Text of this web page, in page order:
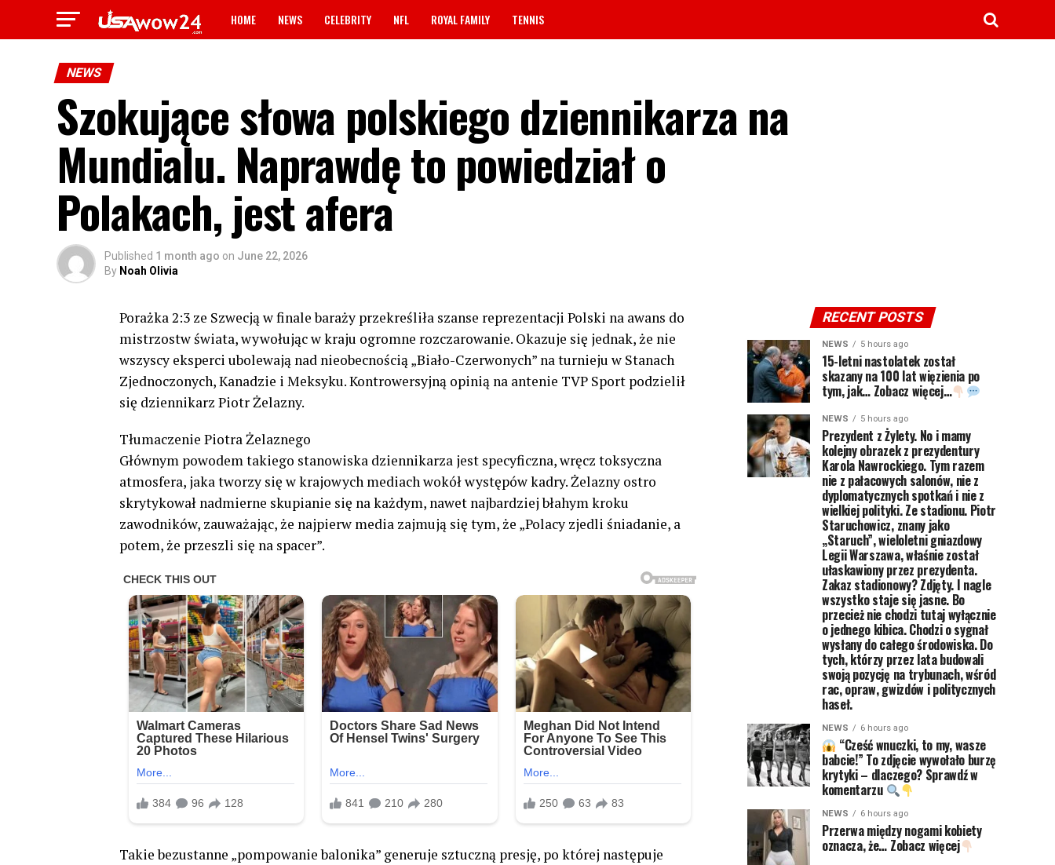
HOME NEWS CELEBRITY NFL ROYAL FAMILY TENNIS
NEWS
Szokujące słowa polskiego dziennikarza na
Mundialu. Naprawdę to powiedział o
Polakach, jest afera
Published 1 month ago on June 22, 2026
By Noah Olivia
Porażka 2:3 ze Szwecją w finale baraży przekreśliła szanse reprezentacji Polski na awans do
mistrzostw świata, wywołując w kraju ogromne rozczarowanie. Okazuje się jednak, że nie
wszyscy eksperci ubolewają nad nieobecnością „Biało-Czerwonych” na turnieju w Stanach
Zjednoczonych, Kanadzie i Meksyku. Kontrowersyjną opinią na antenie TVP Sport podzielił
się dziennikarz Piotr Żelazny.
Tłumaczenie Piotra Żelaznego
Głównym powodem takiego stanowiska dziennikarza jest specyficzna, wręcz toksyczna
atmosfera, jaka tworzy się w krajowych mediach wokół występów kadry. Żelazny ostro
skrytykował nadmierne skupianie się na każdym, nawet najbardziej błahym kroku
zawodników, zauważając, że najpierw media zajmują się tym, że „Polacy zjedli śniadanie, a
potem, że przeszli się na spacer”.
Takie bezustanne „pompowanie balonika” generuje sztuczną presję, po której następuje
RECENT POSTS
NEWS 5 hours ago
15-letni nastolatek został
skazany na 100 lat więzienia po
tym, jak… Zobacz więcej…
NEWS 5 hours ago
Prezydent z Żylety. No i mamy
kolejny obrazek z prezydentury
Karola Nawrockiego. Tym razem
nie z pałacowych salonów, nie z
dyplomatycznych spotkań i nie z
wielkiej polityki. Ze stadionu. Piotr
Staruchowicz, znany jako
„Staruch”, wieloletni gniazdowy
Legii Warszawa, właśnie został
ułaskawiony przez prezydenta.
Zakaz stadionowy? Zdjęty. I nagle
wszystko staje się jasne. Bo
przecież nie chodzi tutaj wyłącznie
o jednego kibica. Chodzi o sygnał
wysłany do całego środowiska. Do
tych, którzy przez lata budowali
swoją pozycję na trybunach, wśród
rac, opraw, gwizdów i politycznych
haseł.
NEWS 6 hours ago
“Cześć wnuczki, to my, wasze
babcie!” To zdjęcie wywołało burzę
krytyki – dlaczego? Sprawdź w
komentarzu
NEWS 6 hours ago
Przerwa między nogami kobiety
oznacza, że… Zobacz więcej